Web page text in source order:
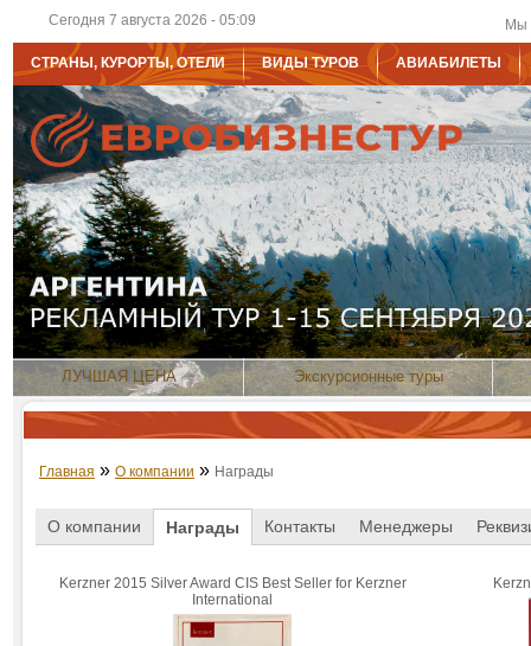
Сегодня 7 августа 2026 - 05:09 Мы
СТРАНЫ, КУРОРТЫ, ОТЕЛИ ВИДЫ ТУРОВ АВИАБИЛЕТЫ
ЛУЧШАЯ ЦЕНА Экскурсионные туры
Главная » О компании » Награды
О компании Награды Контакты Менеджеры
Kerzner 2015 Silver Award CIS Best Seller for Kerzner
International